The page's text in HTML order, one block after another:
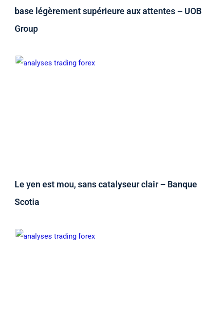
base légèrement supérieure aux attentes – UOB
Group
Le yen est mou, sans catalyseur clair – Banque
Scotia